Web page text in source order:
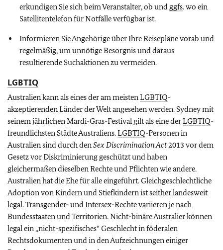
erkundigen Sie sich beim Veranstalter, ob und ggfs. wo ein
Satellitentelefon für Notfälle verfügbar ist.
Informieren Sie Angehörige über Ihre Reisepläne vorab und
regelmäßig, um unnötige Besorgnis und daraus
resultierende Suchaktionen zu vermeiden.
LGBTIQ
Australien kann als eines der am meistenLGBTIQ-
akzeptierenden Länder der Welt angesehen werden. Sydney mit
seinem jährlichen Mardi-Gras-Festival gilt als eine derLGBTIQ-
freundlichsten Städte Australiens.LGBTIQ-Personen in
Australien sind durch denSex Discrimination Act2013 vor dem
Gesetz vor Diskriminierung geschützt und haben
gleichermaßen dieselben Rechte und Pflichten wie andere.
Australien hat die Ehe für alle eingeführt. Gleichgeschlechtliche
Adoption von Kindern und Stiefkindern ist seither landesweit
legal. Transgender- und Intersex-Rechte variieren je nach
Bundesstaaten und Territorien. Nicht-binäre Australier können
legal ein „nicht-spezifisches“ Geschlecht in föderalen
Rechtsdokumenten und in den Aufzeichnungen einiger